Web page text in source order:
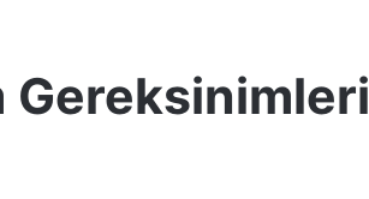
Gereksinimleri